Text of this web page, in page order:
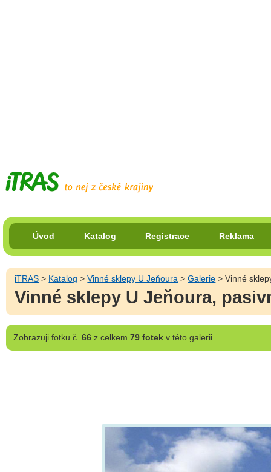
Úvod Katalog Registrace Reklama
iTRAS > Katalog >Vinné sklepy U Jeňoura >Galerie > Vinné
Vinné sklepy U Jeňoura,
Zobrazujifotku č. 66z celkem 79 fotekv této galerii.